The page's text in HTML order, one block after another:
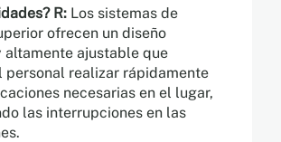
R: Los sistemas de
ofrecen un diseño
altamente ajustable que
personal realizar rápidamente
necesarias en el lugar,
las interrupciones en las